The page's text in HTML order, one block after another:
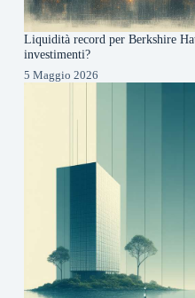
Liquidità record per Berkshire
investimenti?
5 Maggio 2026